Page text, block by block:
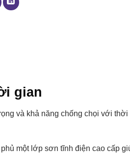
gian
và khả năng chống chọi với
một lớp sơn tĩnh điện cao cấp